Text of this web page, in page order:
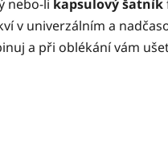
nebo-li kapsulový šatník
v univerzálním a
a při oblékání vám